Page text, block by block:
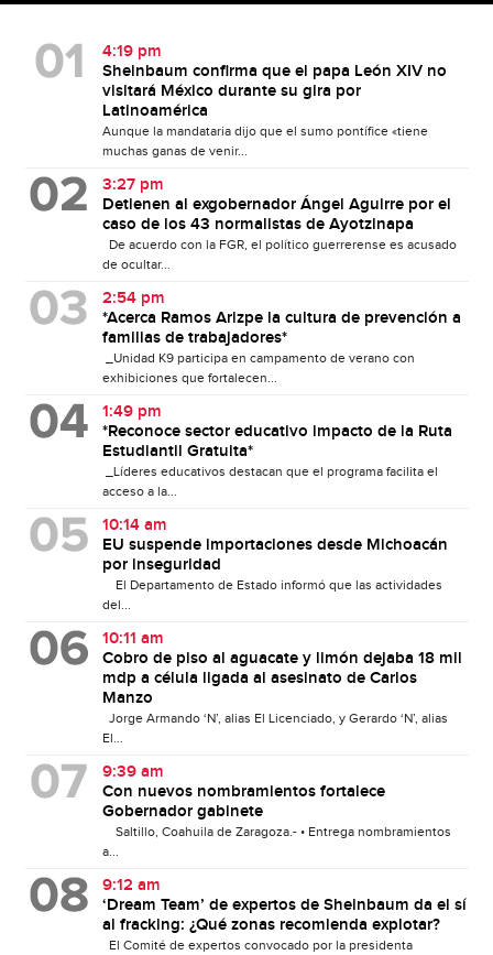
4:19 pm
Sheinbaum confirma que el papa León XIV no
visitará México durante su gira por
Latinoamérica
Aunque la mandataria dijo que el sumo pontífice «tiene
muchas ganas de venir...
3:27 pm
Detienen al exgobernador Ángel Aguirre por el
caso de los 43 normalistas de Ayotzinapa
De acuerdo con la FGR, el político guerrerense es acusado
de ocultar...
2:54 pm
*Acerca Ramos Arizpe la cultura de prevención a
familias de trabajadores*
_Unidad K9 participa en campamento de verano con
exhibiciones que fortalecen...
1:49 pm
*Reconoce sector educativo impacto de la Ruta
Estudiantil Gratuita*
_Líderes educativos destacan que el programa facilita el
acceso a la...
10:14 am
EU suspende importaciones desde Michoacán
por inseguridad
El Departamento de Estado informó que las actividades
del...
10:11 am
Cobro de piso al aguacate y limón dejaba 18 mil
mdp a célula ligada al asesinato de Carlos
Manzo
Jorge Armando ‘N’, alias El Licenciado, y Gerardo ‘N’, alias
El...
9:39 am
Con nuevos nombramientos fortalece
Gobernador gabinete
Saltillo, Coahuila de Zaragoza.- • Entrega nombramientos
a...
9:12 am
‘Dream Team’ de expertos de Sheinbaum da el sí
al fracking: ¿Qué zonas recomienda explotar?
El Comité de expertos convocado por la presidenta